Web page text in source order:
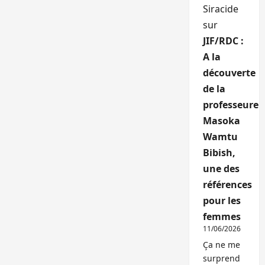
Siracide
sur
JIF/RDC :
A la
découverte
de la
professeure
Masoka
Wamtu
Bibish,
une des
références
pour les
femmes
11/06/2026
Ça ne me
surprend